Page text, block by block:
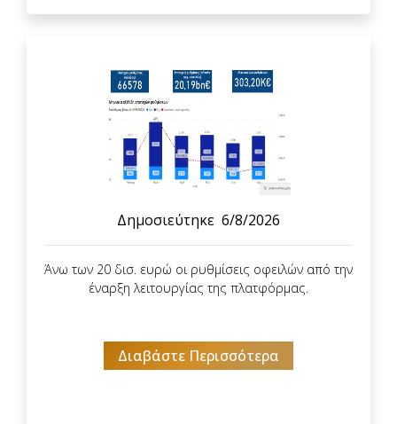
Δημοσιεύτηκε 6/8/2026
Άνω των 20 δισ. ευρώ οι ρυθμίσεις οφειλών από την
έναρξη λειτουργίας της πλατφόρμας.
Διαβάστε Περισσότερα